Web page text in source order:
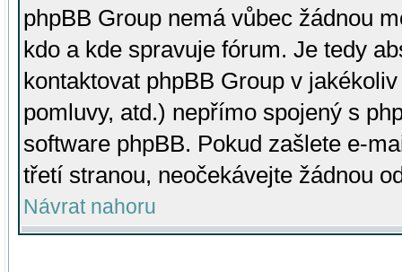
phpBB Group nemá vůbec žádnou
kdo a kde spravuje fórum. Je tedy
kontaktovat phpBB Group v
pomluvy, atd.) nepřímo spojený s
software phpBB. Pokud zašlete e-
třetí stranou, neočekávejte žádnou
Návrat nahoru